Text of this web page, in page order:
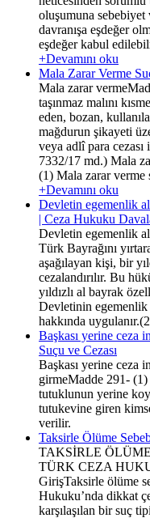
oluşumuna
davranışa eşdeğer
eşdeğer kabul
+Devamını oku
Mala Zarar Verme
Mala zarar
taşınmaz malını
eden, bozan,
mağdurun şikayeti
veya adlî para cezası
7332/17 md.) Mala
(1) Mala zarar
+Devamını oku
Devletin egemenlik
| Ceza Hukuku
Devletin egemenlik
Türk Bayrağını
aşağılayan kişi, bir
cezalandırılır. Bu
yıldızlı al bayrak
Devletinin egemenlik
hakkında
Başkası yerine ceza
Suçu ve Cezası
Başkası yerine ceza
girmeMadde 291-
tutuklunun yerine
tutukevine giren
verilir.
Taksirle Ölüme
TAKSİRLE
TÜRK CEZA
GirişTaksirle ölüme
Hukuku’nda dikkat
karşılaşılan bir suç